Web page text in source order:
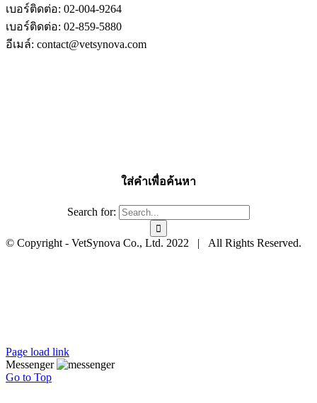
เบอร์ติดต่อ: 02-004-9264
เบอร์ติดต่อ: 02-859-5880
อีเมล์: contact@vetsynova.com
ใส่คำเพื่อค้นหา
Search for:
© Copyright - VetSynova Co., Ltd. 2022 | All Rights Reserved.
Page load link
Messenger
Go to Top